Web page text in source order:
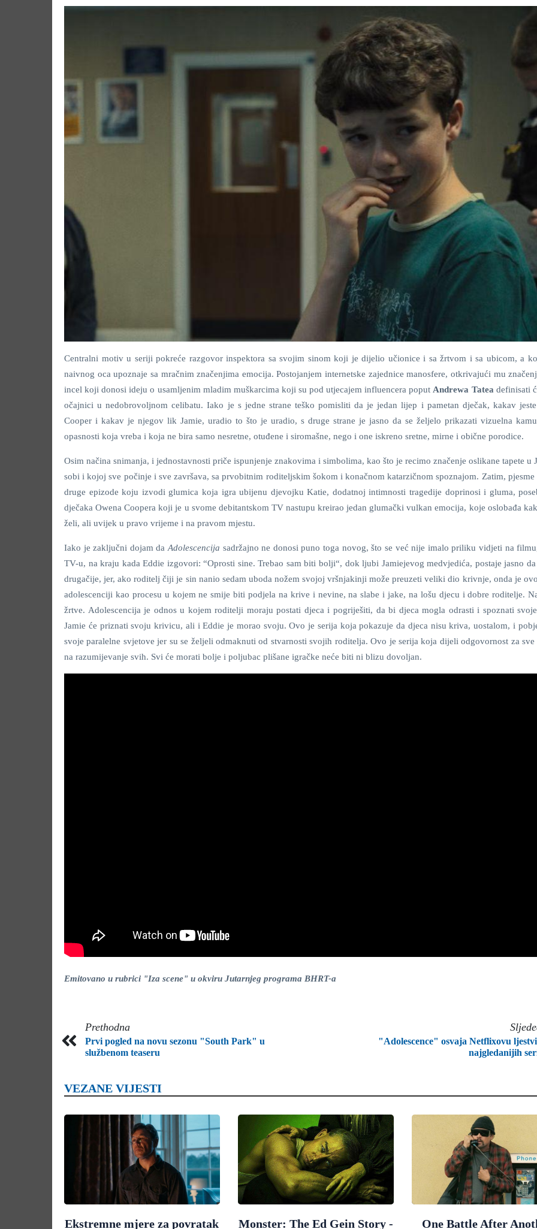
Centralni motiv u seriji pokreće razgovor inspektora sa svojim sinom koji je dijelio učionice i sa žrtvom i sa ubicom, a
naivnog oca upoznaje sa mračnim značenjima emocija. Postojanjem internetske zajednice manosfere, otkrivajući mu
incel koji donosi ideju o usamljenim mladim muškarcima koji su pod utjecajem influencera poput Andrewa Tatea definisati
očajnici u nedobrovoljnom celibatu. Iako je s jedne strane teško pomisliti da je jedan lijep i pametan dječak, kakav
Cooper i kakav je njegov lik Jamie, uradio to što je uradio, s druge strane je jasno da se željelo prikazati vizuelna
opasnosti koja vreba i koja ne bira samo nesretne, otuđene i siromašne, nego i one iskreno sretne, mirne i obične porodice.
Osim načina snimanja, i jednostavnosti priče ispunjenje znakovima i simbolima, kao što je recimo značenje oslikane tapete u
sobi i kojoj sve počinje i sve završava, sa prvobitnim roditeljskim šokom i konačnom katarzičnom spoznajom. Zatim, pjesme
druge epizode koju izvodi glumica koja igra ubijenu djevojku Katie, dodatnoj intimnosti tragedije doprinosi i gluma,
dječaka Owena Coopera koji je u svome debitantskom TV nastupu kreirao jedan glumački vulkan emocija, koje oslobađa
želi, ali uvijek u pravo vrijeme i na pravom mjestu.
Iako je zaključni dojam daAdolescencija sadržajno ne donosi puno toga novog, što se već nije imalo priliku vidjeti na
TV-u, na kraju kada Eddie izgovori: “Oprosti sine. Trebao sam biti bolji“, dok ljubi Jamiejevog medvjedića, postaje jasno da
drugačije, jer, ako roditelj čiji je sin nanio sedam uboda nožem svojoj vršnjakinji može preuzeti veliki dio krivnje, onda je
adolescenciji kao procesu u kojem ne smije biti podjela na krive i nevine, na slabe i jake, na lošu djecu i dobre roditelje.
žrtve. Adolescencija je odnos u kojem roditelji moraju postati djeca i pogriješiti, da bi djeca mogla odrasti i spoznati
Jamie će priznati svoju krivicu, ali i Eddie je morao svoju. Ovo je serija koja pokazuje da djeca nisu kriva, uostalom, i
svoje paralelne svjetove jer su se željeli odmaknuti od stvarnosti svojih roditelja. Ovo je serija koja dijeli odgovornost za
na razumijevanje svih. Svi će morati bolje i poljubac plišane igračke neće biti ni blizu dovoljan.
Emitovano u rubrici "Iza scene" u okviru Jutarnjeg programa BHRT-a
Prethodna
Prvi pogled na novu sezonu "South Park" u
službenom teaseru
"Adolescence" osvaja Netflixovu
najgledanijih
VEZANE VIJESTI
Ekstremne mjere za povratak Monster: The Ed Gein Story - One Battle After